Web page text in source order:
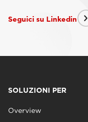
Seguici su Linkedin
SOLUZIONI PER
Overview